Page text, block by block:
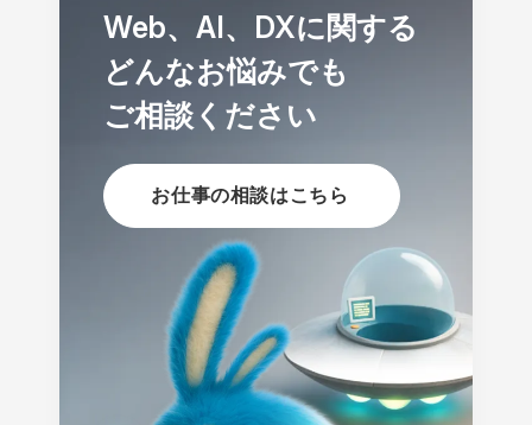
Web、AI、DXに関する
どんなお悩みでも
ご相談ください
お仕事の相談はこちら